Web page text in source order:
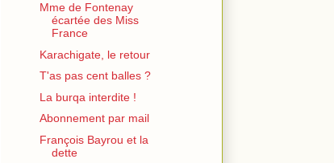
Mme de Fontenay
écartée des Miss
France
Karachigate, le retour
T'as pas cent balles ?
La burqa interdite !
Abonnement par mail
François Bayrou et la
dette